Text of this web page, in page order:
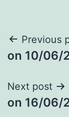
Post
Previous
​on 10/06/
Next post
​on 16/06/